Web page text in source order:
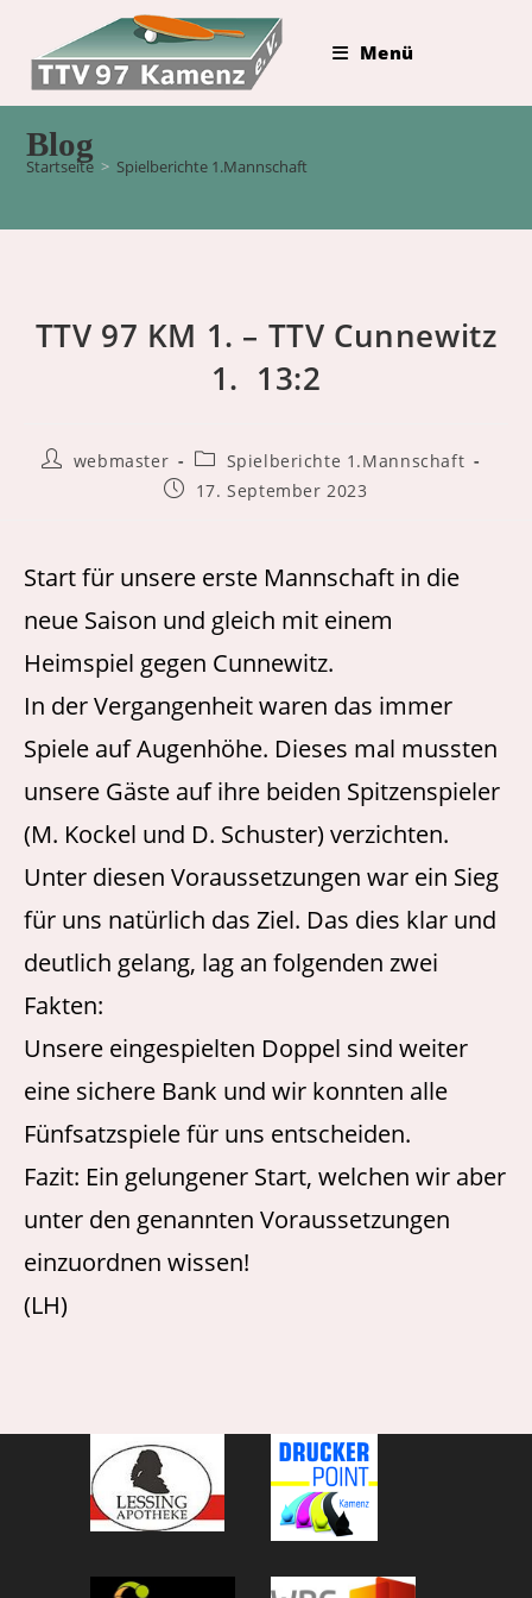
springen
Menü
Blog
Startseite > Spielberichte 1.Mannschaft
TTV 97 KM 1. – TTV Cunnewitz
1. 13:2
Beitrags-
webmaster
Beitrags-
Kategorie:
Spielberichte 1.Mannschaft
Beitrag17. September 2023
Start für unsere erste Mannschaft in die
neue Saison und gleich mit einem
Heimspiel gegen Cunnewitz.
In der Vergangenheit waren das immer
Spiele auf Augenhöhe. Dieses mal mussten
unsere Gäste auf ihre beiden Spitzenspieler
(M. Kockel und D. Schuster) verzichten.
Unter diesen Voraussetzungen war ein Sieg
für uns natürlich das Ziel. Das dies klar und
deutlich gelang, lag an folgenden zwei
Fakten:
Unsere eingespielten Doppel sind weiter
eine sichere Bank und wir konnten alle
Fünfsatzspiele für uns entscheiden.
Fazit: Ein gelungener Start, welchen wir aber
unter den genannten Voraussetzungen
einzuordnen wissen!
(LH)